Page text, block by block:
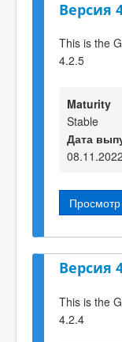
Версия
This is the
4.2.5
Maturity
Stable
Дата
Версия
This is the
4.2.4